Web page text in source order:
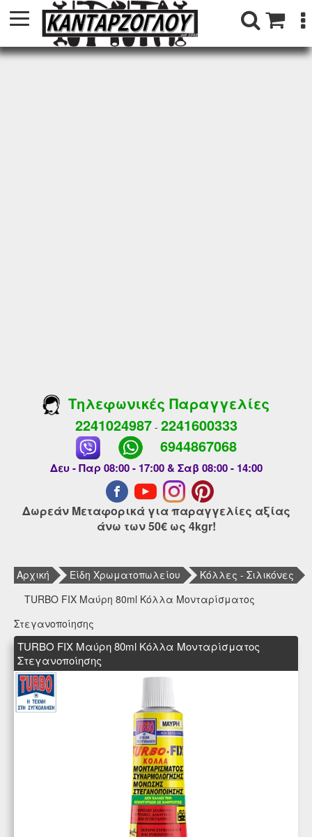
Τηλεφωνικές Παραγγελίες
2241024987- 2241600333
6944867068
Δευ - Παρ 08:00 - 17:00 & Σαβ 08:00 - 14:00
Δωρεάν Μεταφορικά για παραγγελίες αξίας
άνω των 50€ ως 4kgr!
Αρχική Είδη Χρωματοπωλείου
Κόλλες - Σιλικόνες
TURBO FIX Μαύρη 80ml Κόλλα Μονταρίσματος
Στεγανοποίησης
TURBO FIX Μαύρη 80ml Κόλλα Μονταρίσματος
Στεγανοποίησης